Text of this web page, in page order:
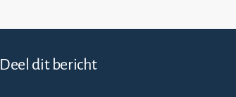
Deel dit bericht